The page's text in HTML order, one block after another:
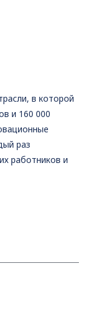
в которой
и 160 000
раз
работников и